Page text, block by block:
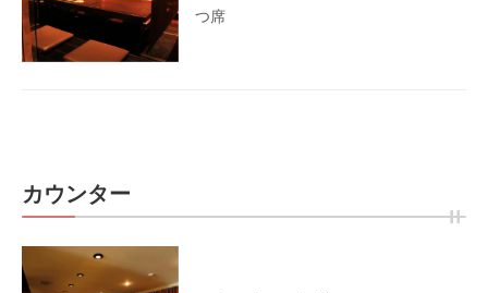
つ席
カウンター
この店舗情報をシェアする
お席 | 酒趣 本店